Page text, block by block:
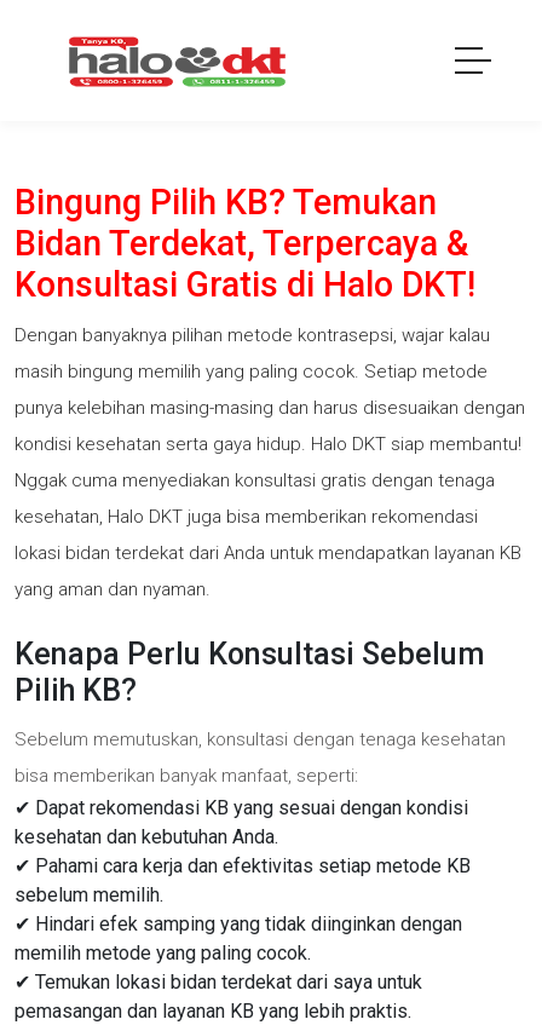
Bingung Pilih KB? Temukan
Bidan Terdekat, Terpercaya &
Konsultasi Gratis di Halo DKT!
Dengan banyaknya pilihan metode kontrasepsi, wajar kalau
masih bingung memilih yang paling cocok. Setiap metode
punya kelebihan masing-masing dan harus disesuaikan dengan
kondisi kesehatan serta gaya hidup. Halo DKT siap membantu!
Nggak cuma menyediakan konsultasi gratis dengan tenaga
kesehatan, Halo DKT juga bisa memberikan rekomendasi
lokasi bidan terdekat dari Anda untuk mendapatkan layanan KB
yang aman dan nyaman.
Kenapa Perlu Konsultasi Sebelum
Pilih KB?
Sebelum memutuskan, konsultasi dengan tenaga kesehatan
bisa memberikan banyak manfaat, seperti:
✔ Dapat rekomendasi KB yang sesuai dengan kondisi
kesehatan dan kebutuhan Anda.
✔ Pahami cara kerja dan efektivitas setiap metode KB
sebelum memilih.
✔ Hindari efek samping yang tidak diinginkan dengan
memilih metode yang paling cocok.
✔ Temukan lokasi bidan terdekat dari saya untuk
pemasangan dan layanan KB yang lebih praktis.